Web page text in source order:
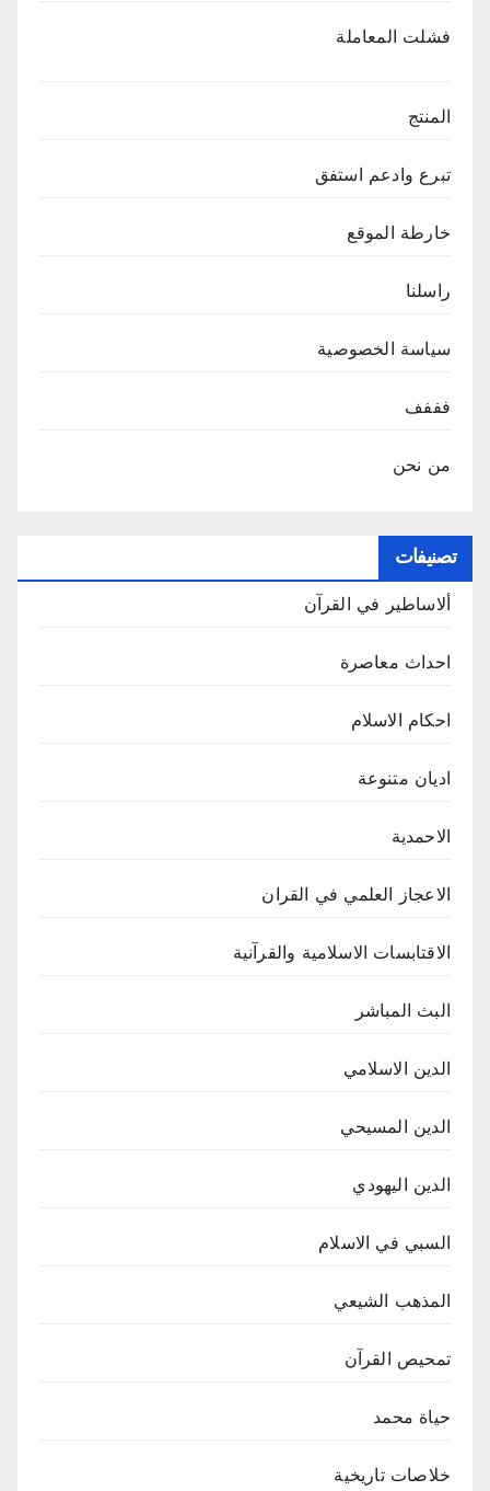
فشلت المعاملة
المنتج
تبرع وادعم استفق
خارطة الموقع
راسلنا
سياسة الخصوصية
فففف
من نحن
تصنيفات
ألاساطير في القرآن
احداث معاصرة
احكام الاسلام
اديان متنوعة
الاحمدية
الاعجاز العلمي في القران
الاقتابسات الاسلامية والقرآنية
البث المباشر
الدين الاسلامي
الدين المسيحي
الدين اليهودي
السبي في الاسلام
المذهب الشيعي
تمحيص القرآن
حياة محمد
خلاصات تاريخية